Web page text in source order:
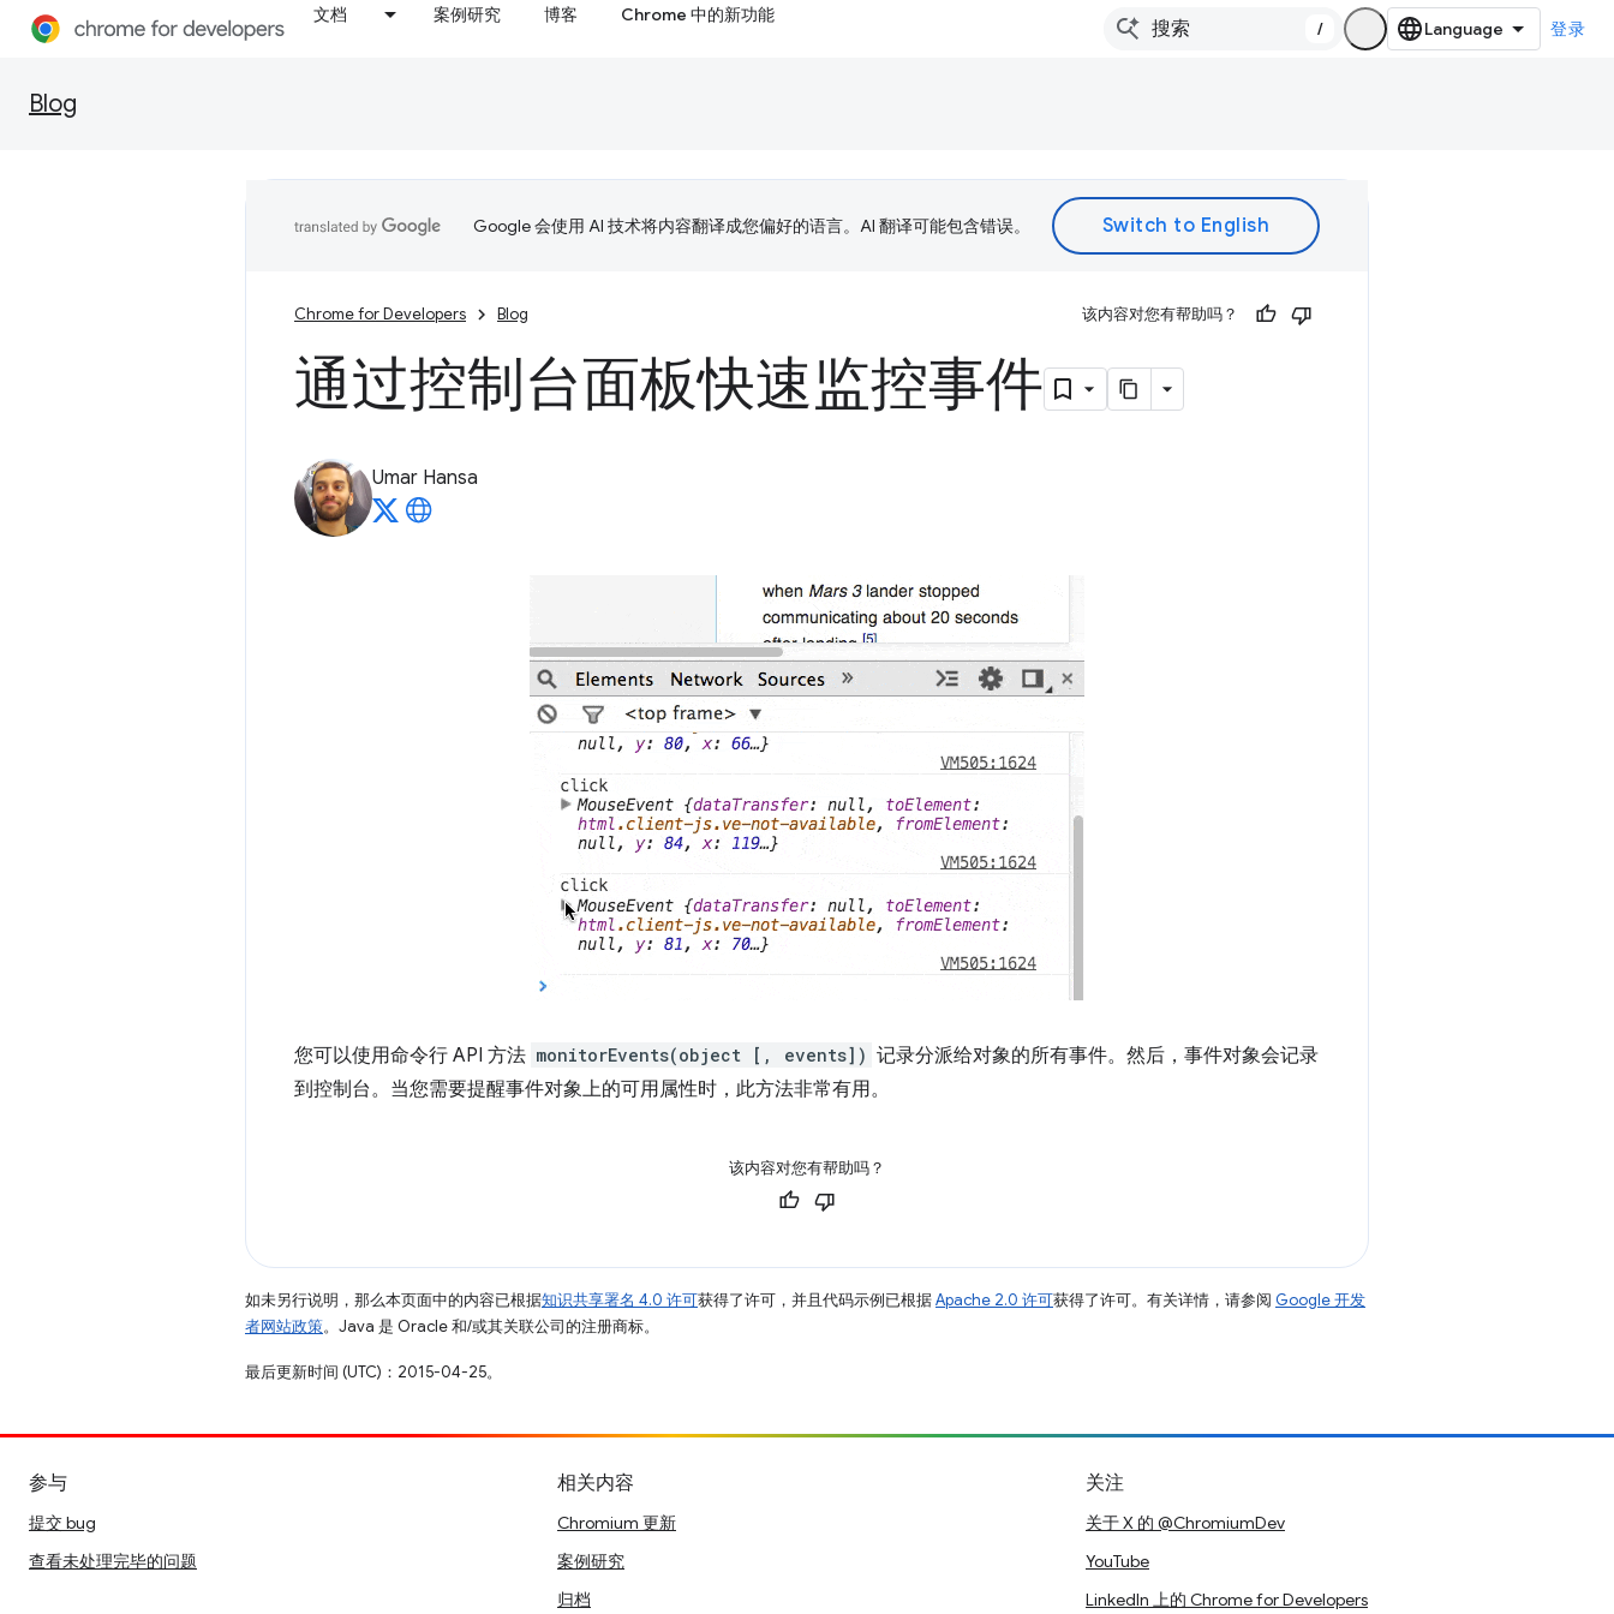
文档 案例研究 博客 Chrome 中的新功能
/ 登录
Blog
Google 会使用 AI 技术将内容翻译成您偏好的语言。AI 翻译可能包含错误。
Chrome for Developers Blog 该内容对您有帮助吗？
通过控制台面板快速监控事件
Umar Hansa
您可以使用命令行 API 方法 monitorEvents(object [, events]) 记录分派给对象的所有事件。然后，事件对象会记录
到控制台。当您需要提醒事件对象上的可用属性时，此方法非常有用。
该内容对您有帮助吗？
如未另行说明，那么本页面中的内容已根据知识共享署名 4.0 许可获得了许可，并且代码示例已根据Apache 2.0 许可获得了许可。有关详情，请参阅 Google 开发
者网站政策。Java 是 Oracle 和/或其关联公司的注册商标。
最后更新时间 (UTC)：2015-04-25。
参与
提交 bug
查看未处理完毕的问题
相关内容
Chromium 更新
案例研究
归档
关注
关于 X 的 @ChromiumDev
YouTube
LinkedIn 上的 Chrome for Developers